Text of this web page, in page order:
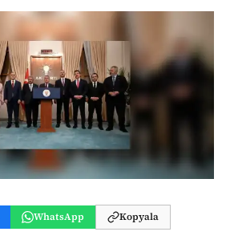
WhatsApp Kopyala